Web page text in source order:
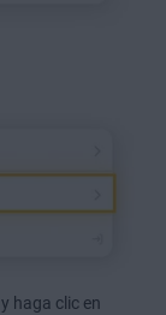
y haga clic en